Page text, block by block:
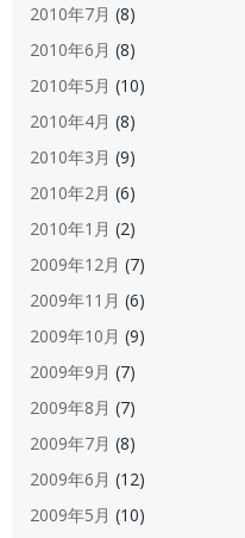
2010年7月 (8)
2010年6月 (8)
2010年5月 (10)
2010年4月 (8)
2010年3月 (9)
2010年2月 (6)
2010年1月 (2)
2009年12月 (7)
2009年11月 (6)
2009年10月 (9)
2009年9月 (7)
2009年8月 (7)
2009年7月 (8)
2009年6月 (12)
2009年5月 (10)